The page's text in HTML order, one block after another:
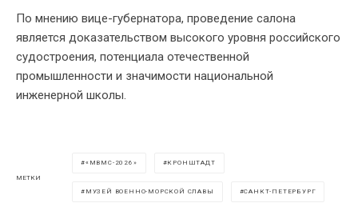
По мнению вице-губернатора, проведение салона
является доказательством высокого уровня российского
судостроения, потенциала отечественной
промышленности и значимости национальной
инженерной школы.
МЕТКИ
«МВМС-2026» КРОНШТАДТ
МУЗЕЙ ВОЕННО-МОРСКОЙ СЛАВЫ САНКТ-ПЕТЕРБУРГ